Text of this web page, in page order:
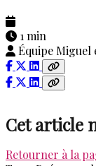
1 min
Équipe Miguel
Cet article
Retourner à la